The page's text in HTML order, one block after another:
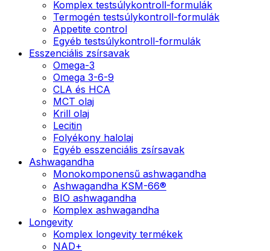
Komplex testsúlykontroll-formulák
Termogén testsúlykontroll-formulák
Appetite control
Egyéb testsúlykontroll-formulák
Esszenciális zsírsavak
Omega-3
Omega 3-6-9
CLA és HCA
MCT olaj
Krill olaj
Lecitin
Folyékony halolaj
Egyéb esszenciális zsírsavak
Ashwagandha
Monokomponensű ashwagandha
Ashwagandha KSM-66®
BIO ashwagandha
Komplex ashwagandha
Longevity
Komplex longevity termékek
NAD+